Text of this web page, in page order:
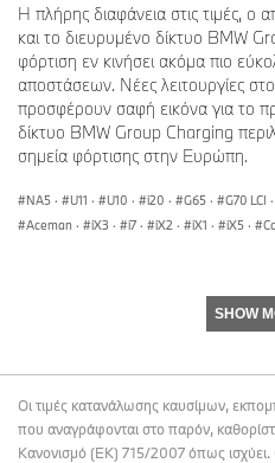
Η πλήρης διαφάνεια στις τιμές, ο
και το διευρυμένο δίκτυο BMW
φόρτιση εν κινήσει ακόμα πιο
αποστάσεων. Νέες λειτουργίες
προσφέρουν σαφή εικόνα για το
δίκτυο BMW Group Charging
σημεία φόρτισης στην Ευρώπη.
NA5 · U11 · U10 · i20 · G65 · G70 LCI ·
Aceman · iX3 · i7 · iX2 · iX1 · iX5 ·
SHOW
Οι τιμές κατανάλωσης καυσίμων,
που αναγράφονται στο παρόν,
Κανονισμό (ΕΚ) 715/2007 όπως ισχύει.